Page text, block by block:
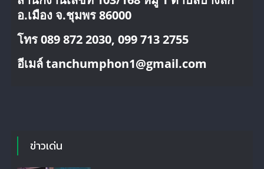
อ.เมือง จ.ชุมพร 86000
โทร 089 872 2030, 099 713 2755
อีเมล์ tanchumphon1@gmail.com
ข่าวเด่น